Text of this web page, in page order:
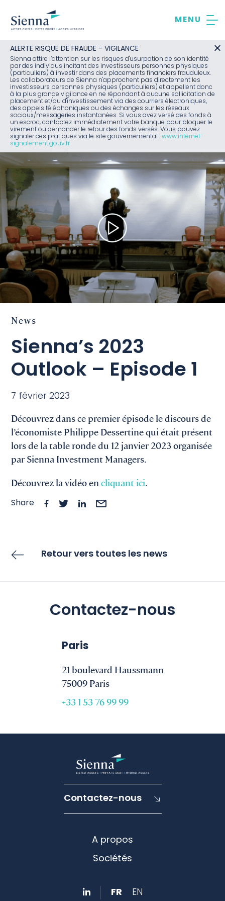
contenu
ALERTE RISQUE DE FRAUDE - VIGILANCE
Sienna attire l’attention sur les risques d'usurpation de son identité
par des individus incitant des investisseurs personnes physiques
(particuliers) à investir dans des placements financiers frauduleux.
Les collaborateurs de Sienna n'approchent pas directement les
investisseurs personnes physiques (particuliers) et appellent donc
à la plus grande vigilance en ne répondant à aucune sollicitation de
placement et/ou d'investissement via des courriers électroniques,
des appels téléphoniques ou des échanges sur les réseaux
sociaux/messageries instantanées. Si vous avez versé des fonds à
un escroc, contactez immédiatement votre banque pour bloquer le
virement ou demander le retour des fonds versés. Vous pouvez
signaler ces pratiques via le site gouvernemental : www.internet-
signalement.gouv.fr
News
Sienna’s 2023
Outlook – Episode 1
7 février 2023
Découvrez dans ce premier épisode le discours de
l’économiste Philippe Dessertine qui était présent
lors de la table ronde du 12 janvier 2023 organisée
par Sienna Investment Managers.
Découvrez la vidéo encliquant ici.
Share
Retour vers toutes les news
Contactez-nous
Paris
21 boulevard Haussmann
75009 Paris
+33 1 53 76 99 99
Contactez-nous
A propos
Sociétés
FR EN